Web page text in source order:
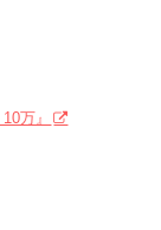
万』